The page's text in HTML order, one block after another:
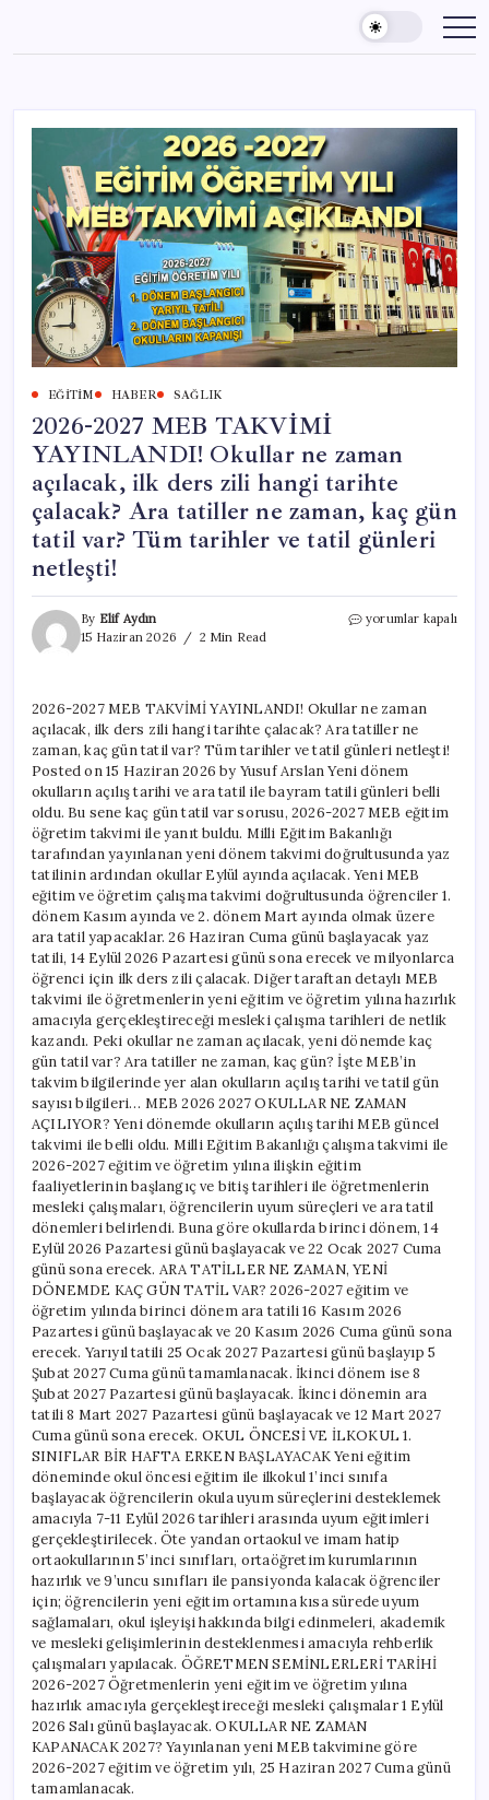
content
EĞITIM HABER SAĞLIK
2026-2027 MEB TAKVİMİ
YAYINLANDI! Okullar ne zaman
açılacak, ilk ders zili hangi tarihte
çalacak? Ara tatiller ne zaman, kaç gün
tatil var? Tüm tarihler ve tatil günleri
netleşti!
By Elif Aydın
15 Haziran 2026
2 Min Read
2026-
Okullar
ne
zaman
açılacak,
ilk
ders
zili
hangi
tarihte
çalacak?
Ara
tatiller
ne
zaman,
kaç
gün
tatil
var?
Tüm
tarihler
ve
tatil
günleri
netleşti!
yorumlar kapalı
2026-2027 MEB TAKVİMİ YAYINLANDI! Okullar ne zaman
açılacak, ilk ders zili hangi tarihte çalacak? Ara tatiller ne
zaman, kaç gün tatil var? Tüm tarihler ve tatil günleri netleşti!
Posted on 15 Haziran 2026 by Yusuf Arslan Yeni dönem
okulların açılış tarihi ve ara tatil ile bayram tatili günleri belli
oldu. Bu sene kaç gün tatil var sorusu, 2026-2027 MEB eğitim
öğretim takvimi ile yanıt buldu. Milli Eğitim Bakanlığı
tarafından yayınlanan yeni dönem takvimi doğrultusunda yaz
tatilinin ardından okullar Eylül ayında açılacak. Yeni MEB
eğitim ve öğretim çalışma takvimi doğrultusunda öğrenciler 1.
dönem Kasım ayında ve 2. dönem Mart ayında olmak üzere
ara tatil yapacaklar. 26 Haziran Cuma günü başlayacak yaz
tatili, 14 Eylül 2026 Pazartesi günü sona erecek ve milyonlarca
öğrenci için ilk ders zili çalacak. Diğer taraftan detaylı MEB
takvimi ile öğretmenlerin yeni eğitim ve öğretim yılına hazırlık
amacıyla gerçekleştireceği mesleki çalışma tarihleri de netlik
kazandı. Peki okullar ne zaman açılacak, yeni dönemde kaç
gün tatil var? Ara tatiller ne zaman, kaç gün? İşte MEB’in
takvim bilgilerinde yer alan okulların açılış tarihi ve tatil gün
sayısı bilgileri… MEB 2026 2027 OKULLAR NE ZAMAN
AÇILIYOR? Yeni dönemde okulların açılış tarihi MEB güncel
takvimi ile belli oldu. Milli Eğitim Bakanlığı çalışma takvimi ile
2026-2027 eğitim ve öğretim yılına ilişkin eğitim
faaliyetlerinin başlangıç ve bitiş tarihleri ile öğretmenlerin
mesleki çalışmaları, öğrencilerin uyum süreçleri ve ara tatil
dönemleri belirlendi. Buna göre okullarda birinci dönem, 14
Eylül 2026 Pazartesi günü başlayacak ve 22 Ocak 2027 Cuma
günü sona erecek. ARA TATİLLER NE ZAMAN, YENİ
DÖNEMDE KAÇ GÜN TATİL VAR? 2026-2027 eğitim ve
öğretim yılında birinci dönem ara tatili 16 Kasım 2026
Pazartesi günü başlayacak ve 20 Kasım 2026 Cuma günü sona
erecek. Yarıyıl tatili 25 Ocak 2027 Pazartesi günü başlayıp 5
Şubat 2027 Cuma günü tamamlanacak. İkinci dönem ise 8
Şubat 2027 Pazartesi günü başlayacak. İkinci dönemin ara
tatili 8 Mart 2027 Pazartesi günü başlayacak ve 12 Mart 2027
Cuma günü sona erecek. OKUL ÖNCESİ VE İLKOKUL 1.
SINIFLAR BİR HAFTA ERKEN BAŞLAYACAK Yeni eğitim
döneminde okul öncesi eğitim ile ilkokul 1’inci sınıfa
başlayacak öğrencilerin okula uyum süreçlerini desteklemek
amacıyla 7-11 Eylül 2026 tarihleri arasında uyum eğitimleri
gerçekleştirilecek. Öte yandan ortaokul ve imam hatip
ortaokullarının 5’inci sınıfları, ortaöğretim kurumlarının
hazırlık ve 9’uncu sınıfları ile pansiyonda kalacak öğrenciler
için; öğrencilerin yeni eğitim ortamına kısa sürede uyum
sağlamaları, okul işleyişi hakkında bilgi edinmeleri, akademik
ve mesleki gelişimlerinin desteklenmesi amacıyla rehberlik
çalışmaları yapılacak. ÖĞRETMEN SEMİNLERLERİ TARİHİ
2026-2027 Öğretmenlerin yeni eğitim ve öğretim yılına
hazırlık amacıyla gerçekleştireceği mesleki çalışmalar 1 Eylül
2026 Salı günü başlayacak. OKULLAR NE ZAMAN
KAPANACAK 2027? Yayınlanan yeni MEB takvimine göre
2026-2027 eğitim ve öğretim yılı, 25 Haziran 2027 Cuma günü
tamamlanacak.